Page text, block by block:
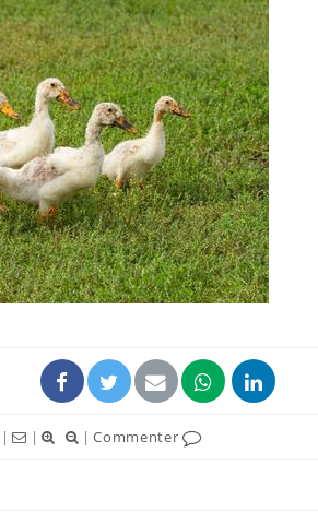
| | |Commenter
Les médicaments GLP-1
protègent-ils aussi les os
?
Cytomégalovirus : ce qui
change dans la prise en
charge des femmes
enceintes
de dormir la nuit ?